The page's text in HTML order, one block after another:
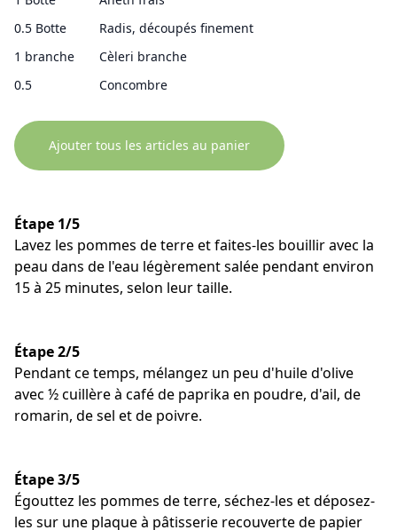
0.5 Botte
Radis, découpés finement
1 branche
Cèleri branche
0.5
Concombre
Ajouter tous les articles au panier
Étape 1/5
Lavez les pommes de terre et faites-les bouillir avec la
peau dans de l'eau légèrement salée pendant environ
15 à 25 minutes, selon leur taille.
Étape 2/5
Pendant ce temps, mélangez un peu d'huile d'olive
avec ½ cuillère à café de paprika en poudre, d'ail, de
romarin, de sel et de poivre.
Étape 3/5
Égouttez les pommes de terre, séchez-les et déposez-
les sur une plaque à pâtisserie recouverte de papier